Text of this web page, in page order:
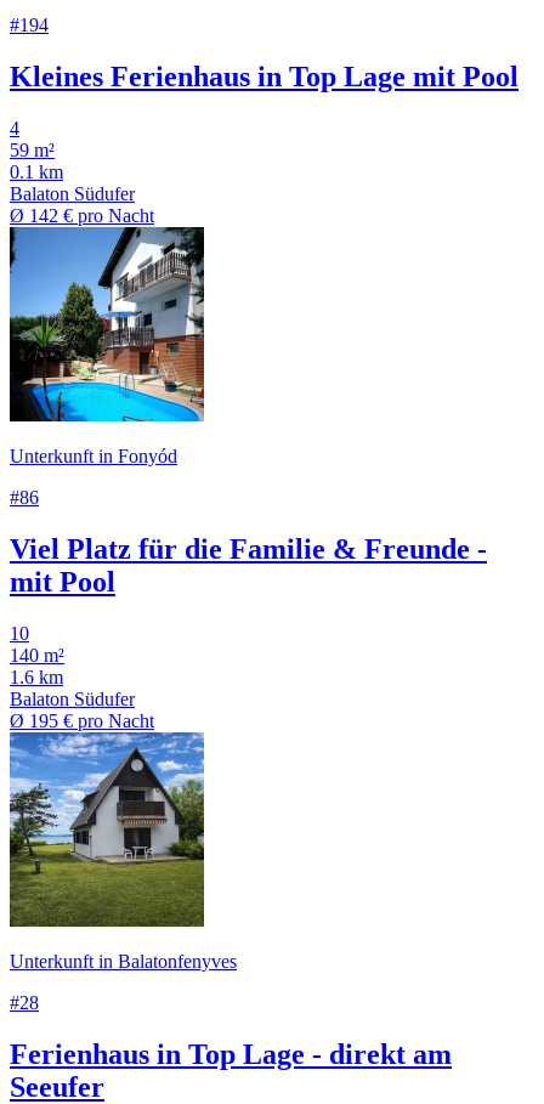
#194
Kleines Ferienhaus in Top Lage mit Pool
4
59 m²
0.1 km
Balaton Südufer
Ø 142 € pro Nacht
Unterkunft in Fonyód
#86
Viel Platz für die Familie & Freunde -
mit Pool
10
140 m²
1.6 km
Balaton Südufer
Ø 195 € pro Nacht
Unterkunft in Balatonfenyves
#28
Ferienhaus in Top Lage - direkt am
Seeufer